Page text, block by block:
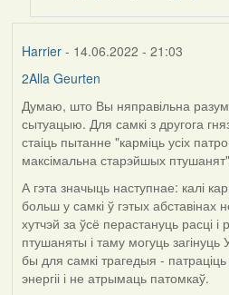
by
Harrier- 14.06.2022 - 21:03
2Alla Geurten
Думаю, што Вы няправільна
сытуацыю. Для самкі з другога
стаіць пытанне "карміць усіх
максімальна старэйшых
А гэта значыць наступнае: калі
больш у самкі ў гэтых абставінах
хутчэй за ўсё перастануць расці і
птушаняты і таму могуць
бы для самкі трагедыя - патраціць
энергіі і не атрымаць патомкаў.